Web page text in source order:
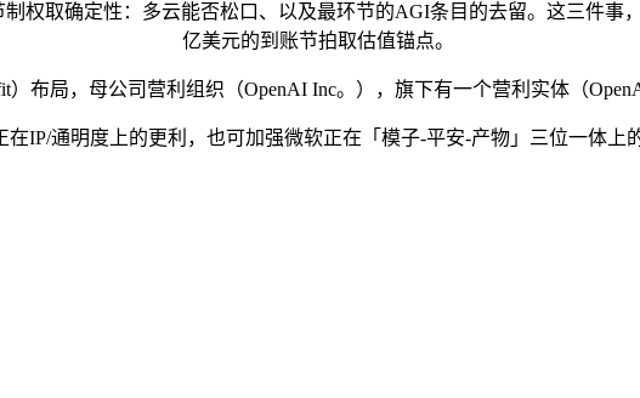
取确定性：多云能否松口、以及最环节的AGI条目的去留。这三件事
亿美元的到账节拍取估值锚点。
局，母公司营利组织（OpenAI Inc。），旗下有一个营利实体（
通明度上的更利，也可加强微软正在「模子-平安-产物」三位一体上的